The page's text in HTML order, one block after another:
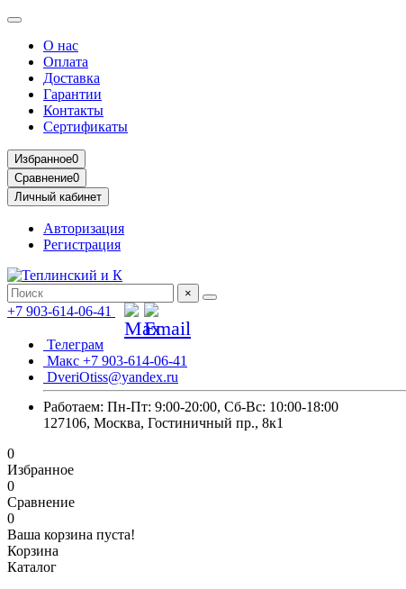
О нас
Оплата
Доставка
Гарантии
Контакты
Сертификаты
Избранное0
Сравнение0
Личный кабинет
Авторизация
Регистрация
×
+7 903-614-06-41
Телеграм
Макс +7 903-614-06-41
DveriOtiss@yandex.ru
Работаем: Пн-Пт: 9:00-20:00, Сб-Вс: 10:00-18:00
127106, Москва, Гостиничный пр., 8к1
0
Избранное
0
Сравнение
0
Ваша корзина пуста!
Корзина
Каталог